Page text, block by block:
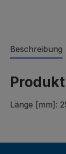
Beschreibung
Länge [mm]: